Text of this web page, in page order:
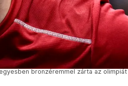
bronzéremmel zárta az olimpiát